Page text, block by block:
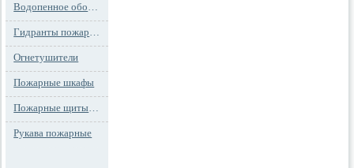
Водопенное оборудование
Гидранты пожарные и подставки
Огнетушители
Пожарные шкафы
Пожарные щиты и стенды
Рукава пожарные